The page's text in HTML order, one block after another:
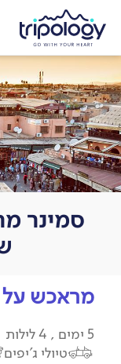
מראכש
5 ימים , 4 לילות
טיולי ג'יפים